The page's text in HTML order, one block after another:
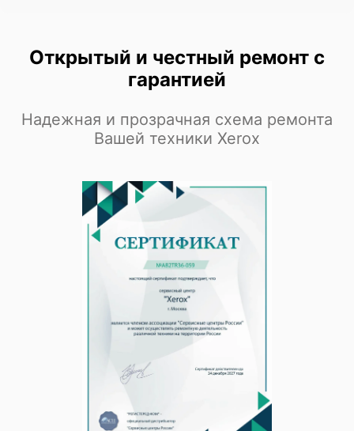
Открытый и честный ремонт с
гарантией
Надежная и прозрачная схема ремонта
Вашей техники Xerox